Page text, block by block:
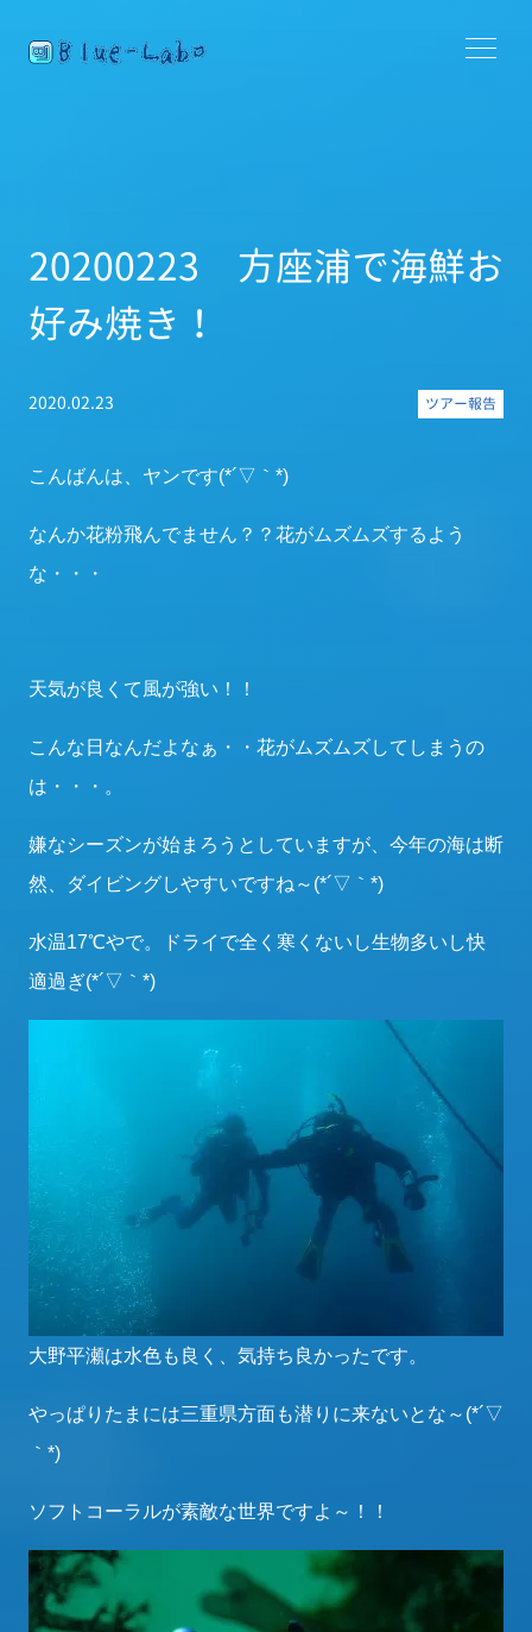
20200223 方座浦で海鮮お
好み焼き！
2020.02.23 ツアー報告
こんばんは、ヤンです(*´▽｀*)
なんか花粉飛んでません？？花がムズムズするよう
な・・・
天気が良くて風が強い！！
こんな日なんだよなぁ・・花がムズムズしてしまうの
は・・・。
嫌なシーズンが始まろうとしていますが、今年の海は断
然、ダイビングしやすいですね～(*´▽｀*)
水温17℃やで。ドライで全く寒くないし生物多いし快
適過ぎ(*´▽｀*)
大野平瀬は水色も良く、気持ち良かったです。
やっぱりたまには三重県方面も潜りに来ないとな～(*´▽
｀*)
ソフトコーラルが素敵な世界ですよ～！！